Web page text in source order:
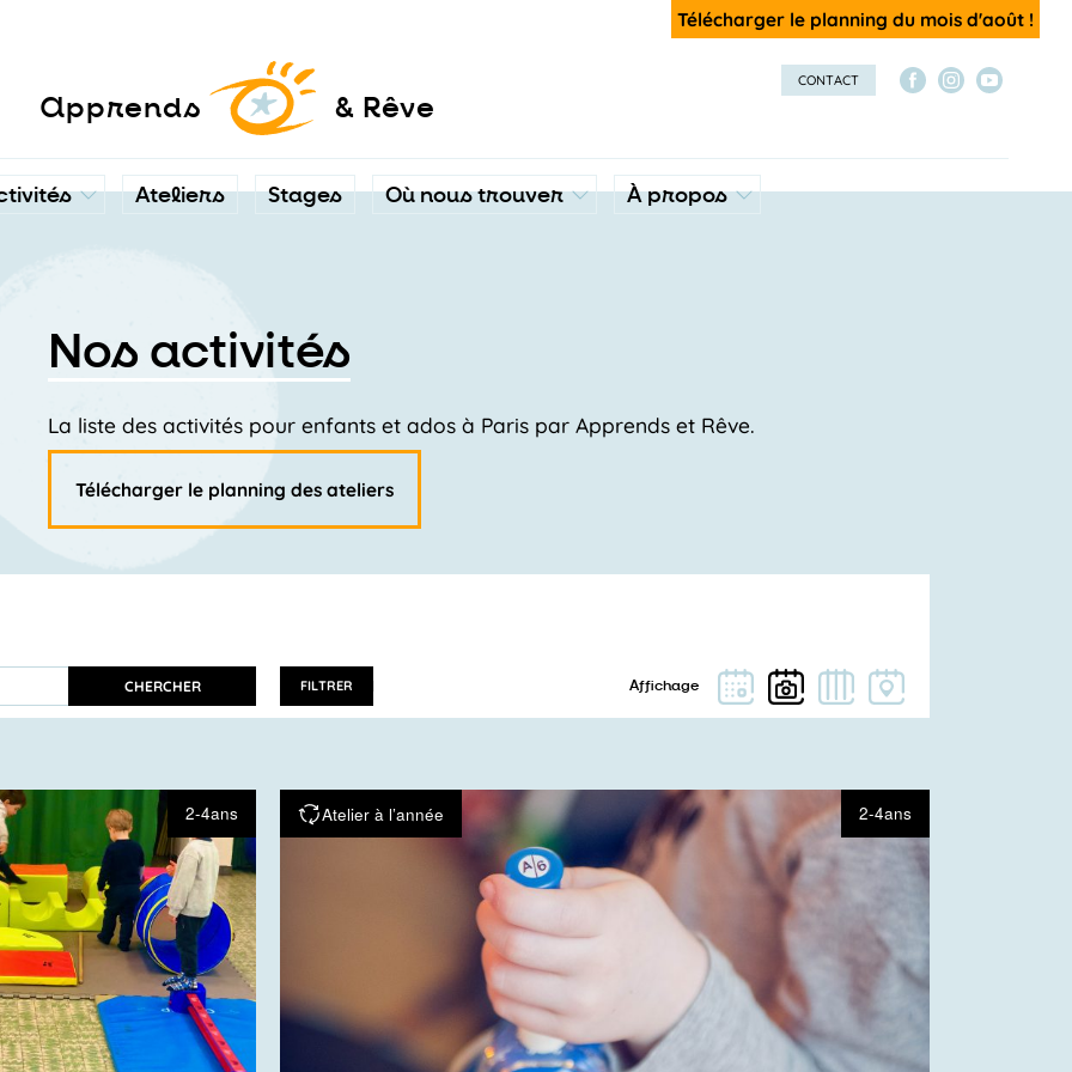
Télécharger le planning du mois d'août !
apprends & Rêve
Ateliers Stages Où nous trouver À propos
CONTACT
Nos activités
La liste des activités pour enfants et ados à Paris par Apprends et Rêve.
Télécharger le planning des ateliers
CHERCHER FILTRER
2-4ans Atelier à l’année 2-4ans